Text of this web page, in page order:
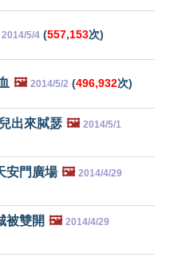
2014/5/4 (557,153次)
🖼️ 2014/5/2 (496,932次)
出來脦瑟 🖼️ 2014/5/1
安門廣場 🖼️ 2014/4/29
被雙開 🖼️ 2014/4/29